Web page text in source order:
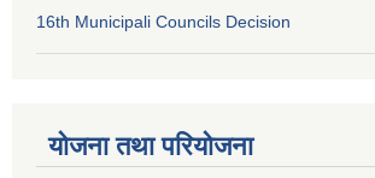
16th Municipali Councils Decision
योजना तथा परियोजना